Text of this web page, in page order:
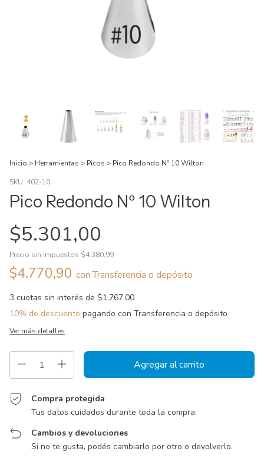
Inicio > Herramientas > Picos > Pico Redondo Nº 10 Wilton
SKU: 402-10
Pico Redondo Nº 10 Wilton
$5.301,00
Precio sin impuestos $4.380,99
$4.770,90 con Transferencia o depósito
3 cuotas sin interés de $1.767,00
10% de descuento pagando con Transferencia o depósito
Ver más detalles
Compra protegida
Tus datos cuidados durante toda la compra.
Cambios y devoluciones
Si no te gusta, podés cambiarlo por otro o devolverlo.